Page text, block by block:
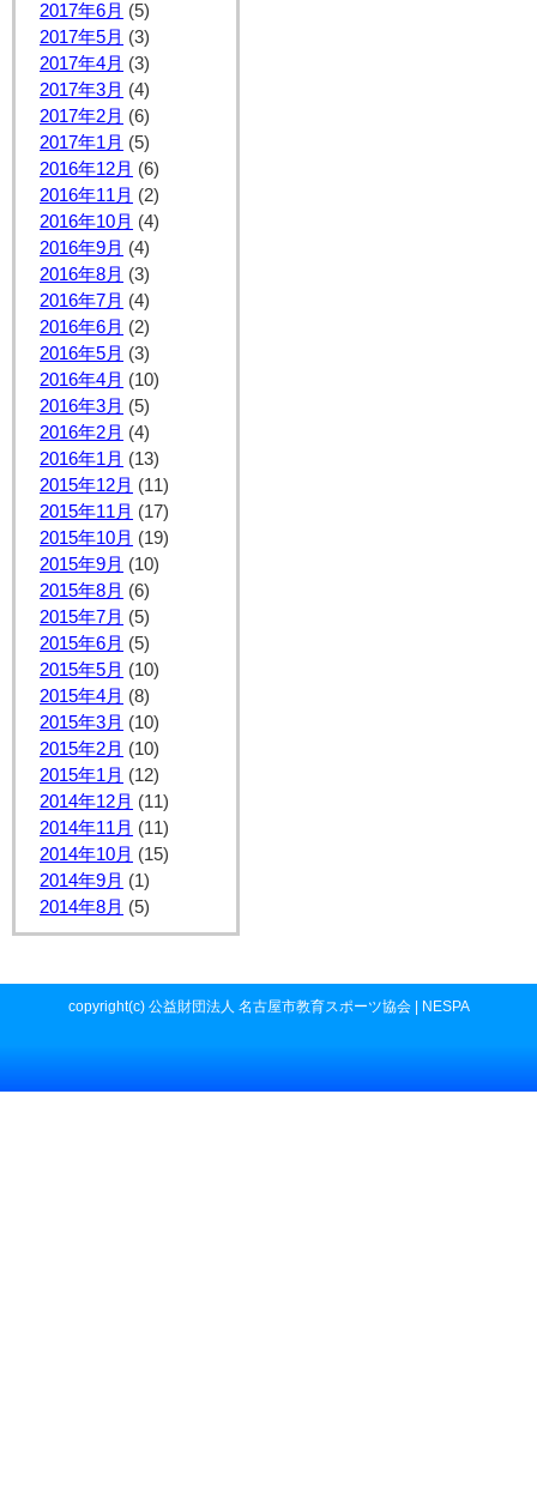
2017年6月 (5)
2017年5月 (3)
2017年4月 (3)
2017年3月 (4)
2017年2月 (6)
2017年1月 (5)
2016年12月 (6)
2016年11月 (2)
2016年10月 (4)
2016年9月 (4)
2016年8月 (3)
2016年7月 (4)
2016年6月 (2)
2016年5月 (3)
2016年4月 (10)
2016年3月 (5)
2016年2月 (4)
2016年1月 (13)
2015年12月 (11)
2015年11月 (17)
2015年10月 (19)
2015年9月 (10)
2015年8月 (6)
2015年7月 (5)
2015年6月 (5)
2015年5月 (10)
2015年4月 (8)
2015年3月 (10)
2015年2月 (10)
2015年1月 (12)
2014年12月 (11)
2014年11月 (11)
2014年10月 (15)
2014年9月 (1)
2014年8月 (5)
copyright(c) 公益財団法人 名古屋市教育スポーツ協会 | NESPA